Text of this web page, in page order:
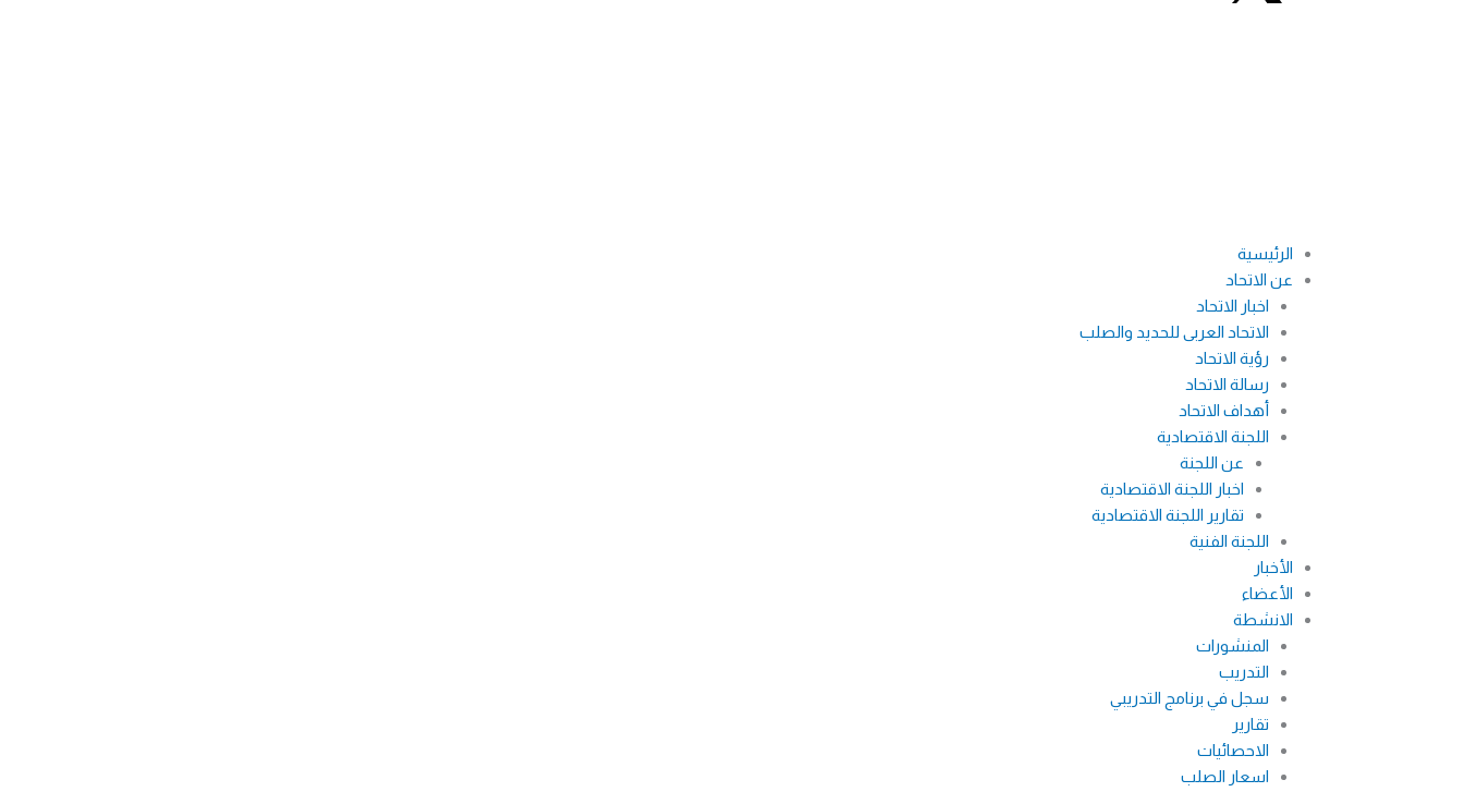
b
e
i
n
k
الرئيسية
عن الاتحاد
اخبار الاتحاد
الاتحاد العربى للحديد والصلب
رؤية الاتحاد
رسالة الاتحاد
أهداف الاتحاد
اللجنة الاقتصادية
عن اللجنة
اخبار اللجنة الاقتصادية
تقارير اللجنة الاقتصادية
اللجنة الفنية
الأخبار
الأعضاء
الانشطة
المنشورات
التدريب
سجل في برنامج التدريبي
تقارير
الاحصائيات
اسعار الصلب